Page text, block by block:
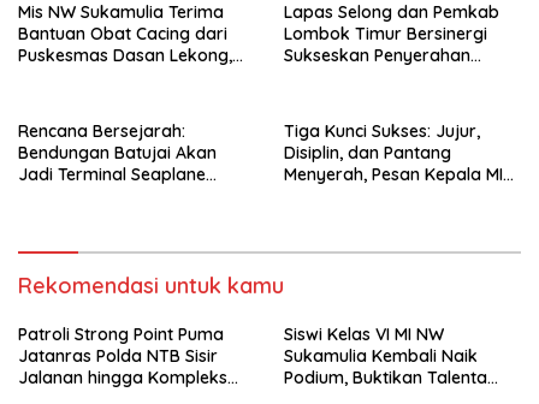
Mis NW Sukamulia Terima
Bantuan Obat Cacing dari
Puskesmas Dasan Lekong,
Lapas Selong dan Pemkab
Lombok Timur Bersinergi
Sukseskan Penyerahan
Rencana Bersejarah:
Bendungan Batujai Akan
Jadi Terminal Seaplane
Tiga Kunci Sukses: Jujur,
Disiplin, dan Pantang
Menyerah, Pesan Kepala MI
Rekomendasi untuk kamu
Patroli Strong Point Puma
Jatanras Polda NTB Sisir
Jalanan hingga Kompleks
Siswi Kelas VI MI NW
Sukamulia Kembali Naik
Podium, Buktikan Talenta